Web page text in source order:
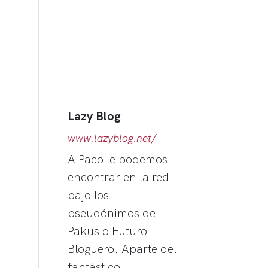
Lazy Blog
www.lazyblog.net/
A Paco le podemos
encontrar en la red
bajo los
pseudónimos de
Pakus o Futuro
Bloguero. Aparte del